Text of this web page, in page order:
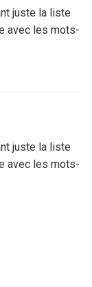
juste la liste
avec les mots-
juste la liste
avec les mots-